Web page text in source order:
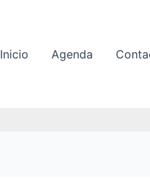
Inicio Agenda